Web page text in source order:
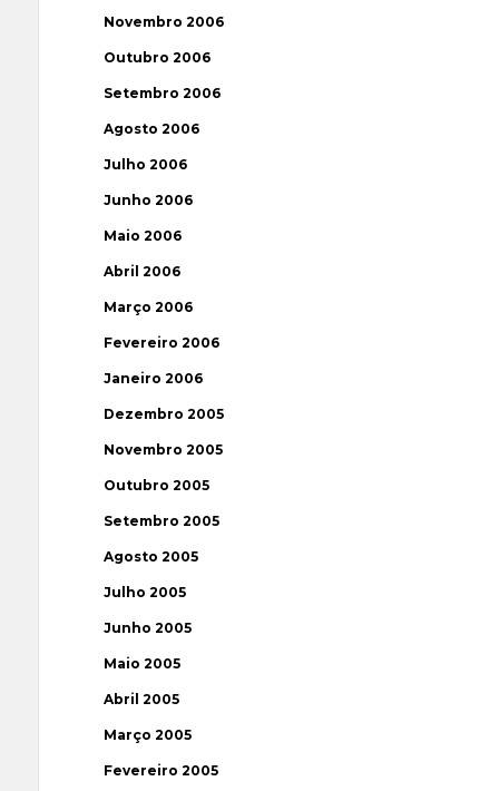
Novembro 2006
Outubro 2006
Setembro 2006
Agosto 2006
Julho 2006
Junho 2006
Maio 2006
Abril 2006
Março 2006
Fevereiro 2006
Janeiro 2006
Dezembro 2005
Novembro 2005
Outubro 2005
Setembro 2005
Agosto 2005
Julho 2005
Junho 2005
Maio 2005
Abril 2005
Março 2005
Fevereiro 2005